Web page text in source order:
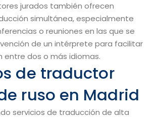
jurados también ofrecen
simultánea, especialmente
o reuniones en las que se
de un intérprete para facilitar
entre dos o más idiomas.
de traductor
ruso en Madrid
servicios de traducción de alta